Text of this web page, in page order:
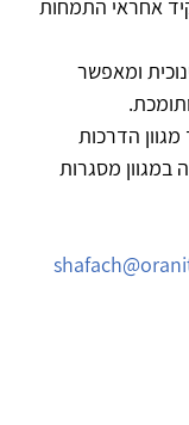
אחראי התמחות
ומאפשר
הדרכות
במגוון מסגרות